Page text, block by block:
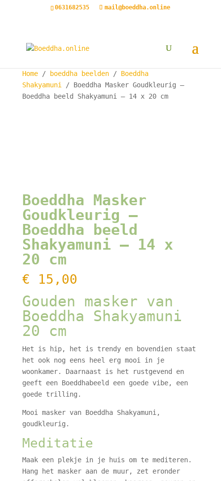
0631682535 mail@boeddha.online
Home/ boeddha beelden/ Boeddha
Shakyamuni
/ Boeddha Masker Goudkleurig –
Boeddha beeld Shakyamuni – 14 x 20 cm
Boeddha Masker
Goudkleurig –
Boeddha beeld
Shakyamuni – 14 x
20 cm
€ 15,00
Gouden masker van
Boeddha Shakyamuni
20 cm
Het is hip, het is trendy en bovendien staat
het ook nog eens heel erg mooi in je
woonkamer. Daarnaast is het rustgevend en
geeft een Boeddhabeeld een goede vibe, een
goede trilling.
Mooi masker van Boeddha Shakyamuni,
goudkleurig.
Meditatie
Maak een plekje in je huis om te mediteren.
Hang het masker aan de muur, zet eronder